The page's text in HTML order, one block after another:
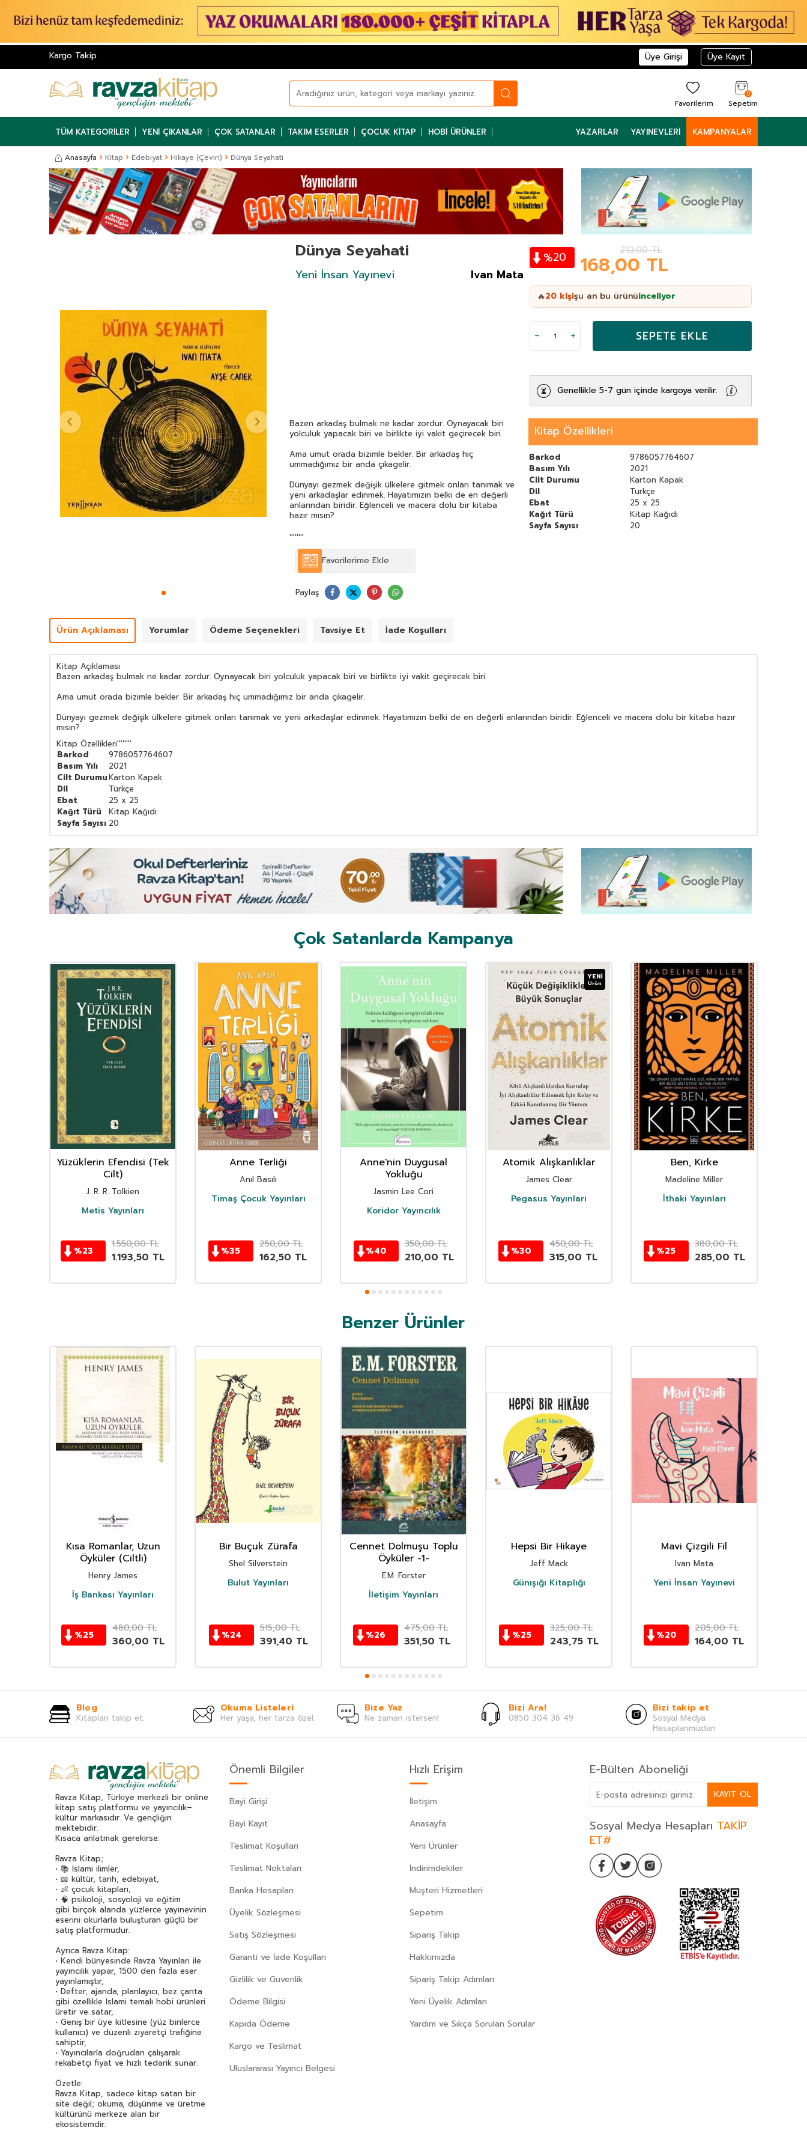
Kargo Takip Üye Girişi Üye Kayıt
Favorilerim
0
Sepetim
TÜM KATEGORILER YENI ÇIKANLAR ÇOK SATANLAR TAKIM ESERLER ÇOCUK KITAP HOBI ÜRÜNLER YAZARLAR YAYINEVLERI KAMPANYALAR
Anasayfa Kitap Edebiyat Hikaye (Çeviri) Dünya Seyahati
Dünya Seyahati
Yeni İnsan Yayınevi Ivan Mata
%20 210,00TL
168,00 TL
🔥20 kişişu an bu ürünüinceliyor
SEPETE EKLE
Genellikle 5-7 gün içinde kargoya verilir.
Bazen arkadaş bulmak ne kadar zordur. Oynayacak biri
yolculuk yapacak biri ve birlikte iyi vakit geçirecek biri.
Ama umut orada bizimle bekler. Bir arkadaş hiç
ummadığımız bir anda çıkagelir.
Dünyayı gezmek değişik ülkelere gitmek onları tanımak ve
yeni arkadaşlar edinmek. Hayatımızın belki de en değerli
anlarından biridir. Eğlenceli ve macera dolu bir kitaba
hazır mısın?
Kitap Özellikleri
''''''''
Barkod
9786057764607
Basım Yılı
2021
Cilt Durumu
Karton Kapak
Dil
Türkçe
Ebat
25 x 25
Kağıt Türü
Kitap Kağıdı
Sayfa Sayısı
20
Favorilerime Ekle
Paylaş
Ürün Açıklaması Yorumlar Ödeme Seçenekleri Tavsiye Et İade Koşulları
Kitap Açıklaması
Bazen arkadaş bulmak ne kadar zordur. Oynayacak biri yolculuk yapacak biri ve birlikte iyi vakit geçirecek biri.
Ama umut orada bizimle bekler. Bir arkadaş hiç ummadığımız bir anda çıkagelir.
Dünyayı gezmek değişik ülkelere gitmek onları tanımak ve yeni arkadaşlar edinmek. Hayatımızın belki de en değerli anlarından biridir. Eğlenceli ve macera dolu bir kitaba hazır
mısın?
Kitap Özellikleri''''''''
Barkod
9786057764607
Basım Yılı
2021
Cilt DurumuKarton Kapak
Dil
Türkçe
Ebat
25 x 25
Kağıt Türü
Kitap Kağıdı
Sayfa Sayısı 20
Çok Satanlarda Kampanya
Yüzüklerin Efendisi (Tek
Cilt)
J. R. R. Tolkien
Metis Yayınları
%23
1.550,00TL
1.193,50 TL
Anne Terliği
Anıl Basılı
Timaş Çocuk Yayınları
%35
250,00TL
162,50 TL
Anne'nin Duygusal
Yokluğu
Jasmin Lee Cori
Koridor Yayıncılık
%40
350,00TL
210,00 TL
YENI
Ürün
Atomik Alışkanlıklar
James Clear
Pegasus Yayınları
%30
450,00TL
315,00 TL
Ben, Kirke
Madeline Miller
İthaki Yayınları
%25
380,00TL
285,00 TL
Benzer Ürünler
Kısa Romanlar, Uzun
Öyküler (Ciltli)
Henry James
İş Bankası Yayınları
%25
480,00TL
360,00 TL
Bir Buçuk Zürafa
Shel Silverstein
Bulut Yayınları
%24
515,00TL
391,40 TL
Cennet Dolmuşu Toplu
Öyküler -1-
E.M. Forster
İletişim Yayınları
%26
475,00TL
351,50 TL
Hepsi Bir Hikaye
Jeff Mack
Günışığı Kitaplığı
%25
325,00TL
243,75 TL
Mavi Çizgili Fil
Ivan Mata
Yeni İnsan Yayınevi
%20
205,00TL
164,00 TL
Blog
Kitapları takip et.
Okuma Listeleri
Her yaşa, her tarza özel.
Bize Yaz
Ne zaman istersen!
Bizi Ara!
0850 304 36 49
Bizi takip et
Sosyal Medya
Hesaplarımızdan
Ravza Kitap, Türkiye merkezli bir online
kitap satış platformu ve yayıncılık–
kültür markasıdır. Ve gençliğin
mektebidir.
Kısaca anlatmak gerekirse:
Ravza Kitap;
• 📚 İslami ilimler,
• 📖 kültür, tarih, edebiyat,
• 👶 çocuk kitapları,
• 🧠 psikoloji, sosyoloji ve eğitim
gibi birçok alanda yüzlerce yayınevinin
eserini okurlarla buluşturan güçlü bir
satış platformudur.
Ayrıca Ravza Kitap:
• Kendi bünyesinde Ravza Yayınları ile
yayıncılık yapar, 1500 den fazla eser
yayınlamıştır,
• Defter, ajanda, planlayıcı, bez çanta
gibi özellikle İslami temalı hobi ürünleri
üretir ve satar,
• Geniş bir üye kitlesine (yüz binlerce
kullanıcı) ve düzenli ziyaretçi trafiğine
sahiptir,
• Yayıncılarla doğrudan çalışarak
rekabetçi fiyat ve hızlı tedarik sunar.
Özetle:
Ravza Kitap, sadece kitap satan bir
site değil; okuma, düşünme ve üretme
kültürünü merkeze alan bir
ekosistemdir.
Önemli Bilgiler
Bayi Girişi
Bayi Kayıt
Teslimat Koşulları
Teslimat Noktaları
Banka Hesapları
Üyelik Sözleşmesi
Satış Sözleşmesi
Garanti ve İade Koşulları
Gizlilik ve Güvenlik
Ödeme Bilgisi
Kapıda Ödeme
Kargo ve Teslimat
Uluslararası Yayıncı Belgesi
Hızlı Erişim
İletişim
Anasayfa
Yeni Ürünler
İndirimdekiler
Müşteri Hizmetleri
Sepetim
Sipariş Takip
Hakkımızda
Sipariş Takip Adımları
Yeni Üyelik Adımları
Yardım ve Sıkça Sorulan Sorular
E-Bülten Aboneliği
KAYIT OL
Sosyal Medya Hesapları TAKİP
ET#